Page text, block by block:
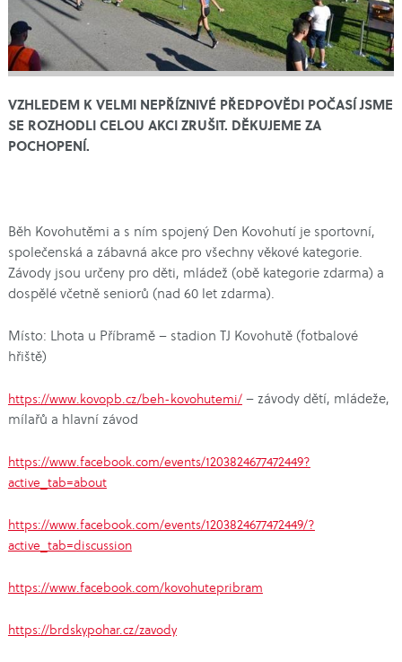
VZHLEDEM K VELMI NEPŘÍZNIVÉ PŘEDPOVĚDI POČASÍ JSME
SE ROZHODLI CELOU AKCI ZRUŠIT. DĚKUJEME ZA
POCHOPENÍ.
Běh Kovohutěmi a s ním spojený Den Kovohutí je sportovní,
společenská a zábavná akce pro všechny věkové kategorie.
Závody jsou určeny pro děti, mládež (obě kategorie zdarma) a
dospělé včetně seniorů (nad 60 let zdarma).
Místo: Lhota u Příbramě – stadion TJ Kovohutě (fotbalové
hřiště)
https://www.kovopb.cz/beh-kovohutemi/– závody dětí, mládeže,
mílařů a hlavní závod
https://www.facebook.com/events/1203824677472449?
active_tab=about
https://www.facebook.com/events/1203824677472449/?
active_tab=discussion
https://www.facebook.com/kovohutepribram
https://brdskypohar.cz/zavody